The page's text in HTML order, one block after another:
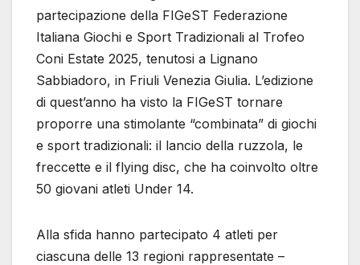
partecipazione della FIGeST Federazione
Italiana Giochi e Sport Tradizionali al Trofeo
Coni Estate 2025, tenutosi a Lignano
Sabbiadoro, in Friuli Venezia Giulia. L’edizione
di quest’anno ha visto la FIGeST tornare
proporre una stimolante “combinata” di giochi
e sport tradizionali: il lancio della ruzzola, le
freccette e il flying disc, che ha coinvolto oltre
50 giovani atleti Under 14.
Alla sfida hanno partecipato 4 atleti per
ciascuna delle 13 regioni rappresentate –